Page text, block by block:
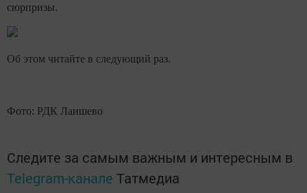
сюрпризы.
Об этом читайте в следующий раз.
Фото: РДК Лаишево
Следите за самым важным и интересным в
Telegram-канале Татмедиа